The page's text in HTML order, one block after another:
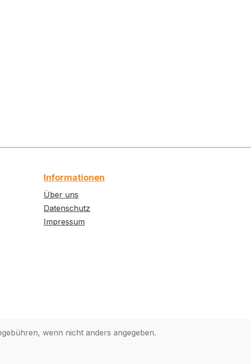
Informationen
Über uns
Datenschutz
Impressum
wenn nicht anders angegeben.